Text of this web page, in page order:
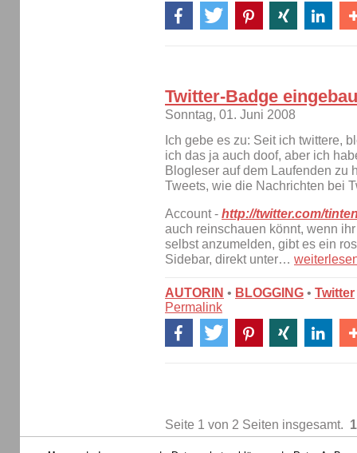
Twitter-Badge
Sonntag, 01. Juni 2008
Ich gebe es zu: Seit ich twittere,
ich das ja auch doof, aber ich
Blogleser auf dem Laufenden zu
Tweets, wie die Nachrichten bei
Account - http://twitter.com/
auch reinschauen könnt, wenn
selbst anzumelden, gibt es ein
Sidebar, direkt unter…
AUTORIN • BLOGGING • Twitter
Permalink
Seite 1 von 2 Seiten insgesamt. 1